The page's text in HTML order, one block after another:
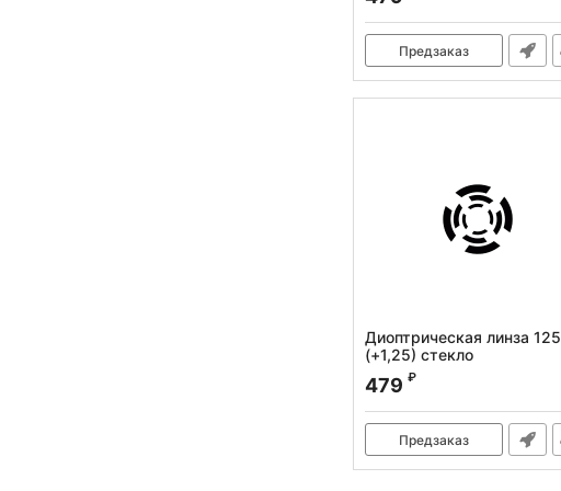
Предзаказ
Диоптрическая линза 125
(+1,25) стекло
Артикул:
479 ₽
Предзаказ